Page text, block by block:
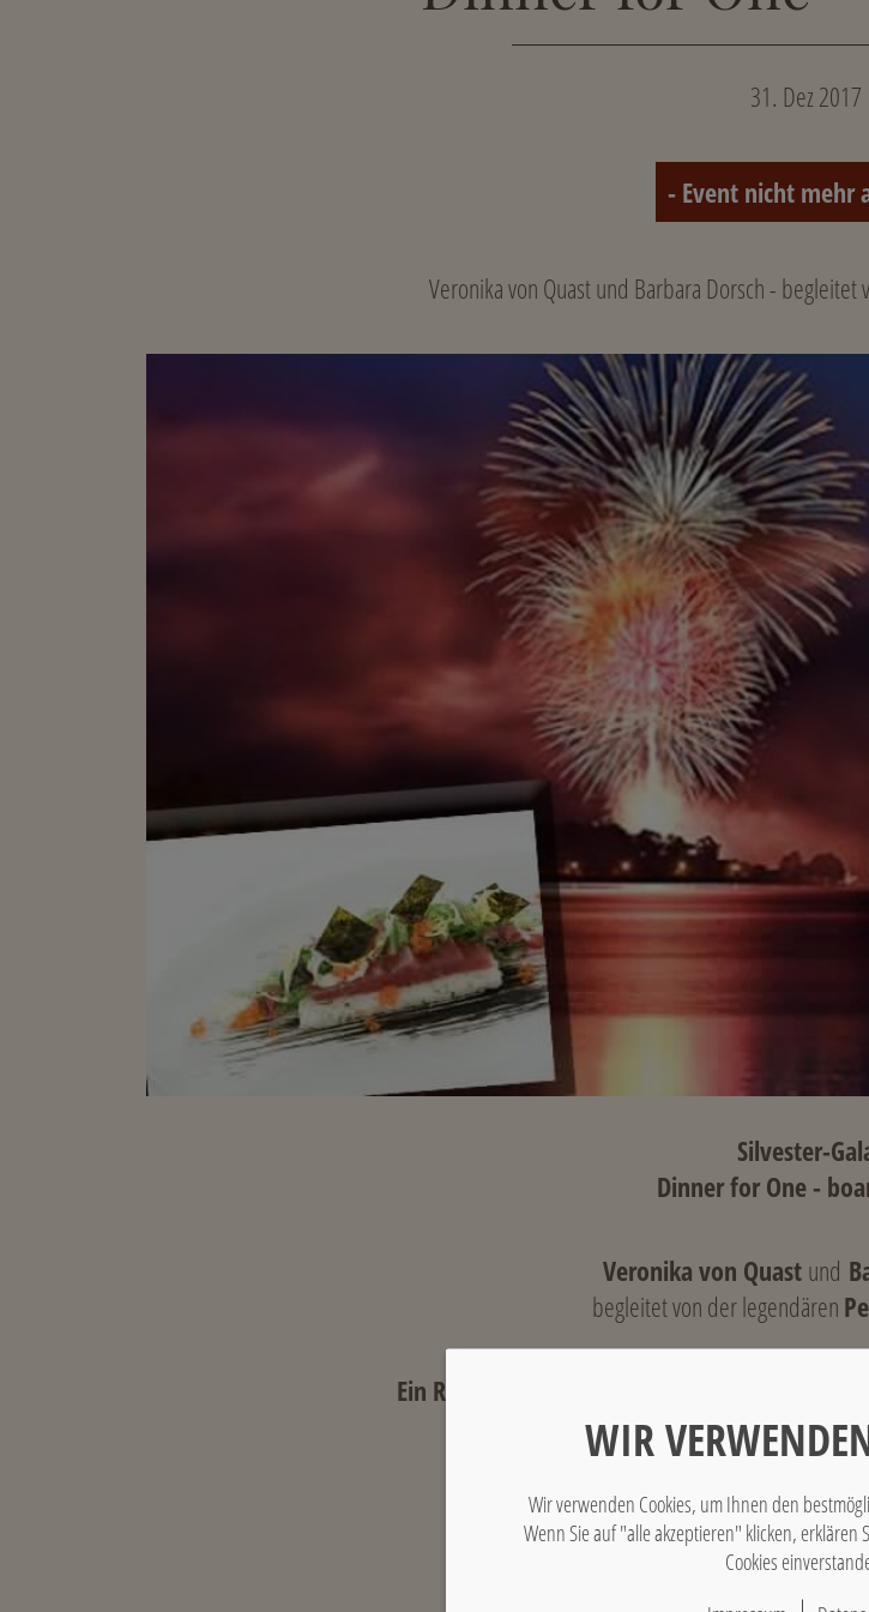
31. Dez 2017
- Event nicht mehr
Veronika von Quast und Barbara Dorsch -
Silvester-
Dinner for One -
Veronika von Quast und
begleitet von der legendären
Ein Rundum-Glücklich Paket für einen
7-Gänge-Gourmet-
Mitternachtsimbiss &
WIR
Wir verwenden Cookies, um Ihnen den
Wenn Sie auf "alle akzeptieren" klicken, erklären
Cookies